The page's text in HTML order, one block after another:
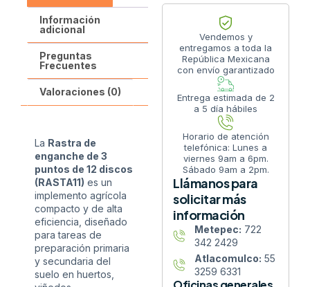
Información
adicional
Preguntas
Frecuentes
Valoraciones (0)
La Rastra de
enganche de 3
puntos de 12 discos
(RASTA11) es un
implemento agrícola
compacto y de alta
eficiencia, diseñado
para tareas de
preparación primaria
y secundaria del
suelo en huertos,
Vendemos y
entregamos a toda la
República Mexicana
con envío garantizado
Entrega estimada de 2
a 5 día hábiles
Horario de atención
telefónica: Lunes a
viernes 9am a 6pm.
Sábado 9am a 2pm.
Llámanos para
solicitar más
información
Metepec: 722
342 2429
Atlacomulco: 55
3259 6331